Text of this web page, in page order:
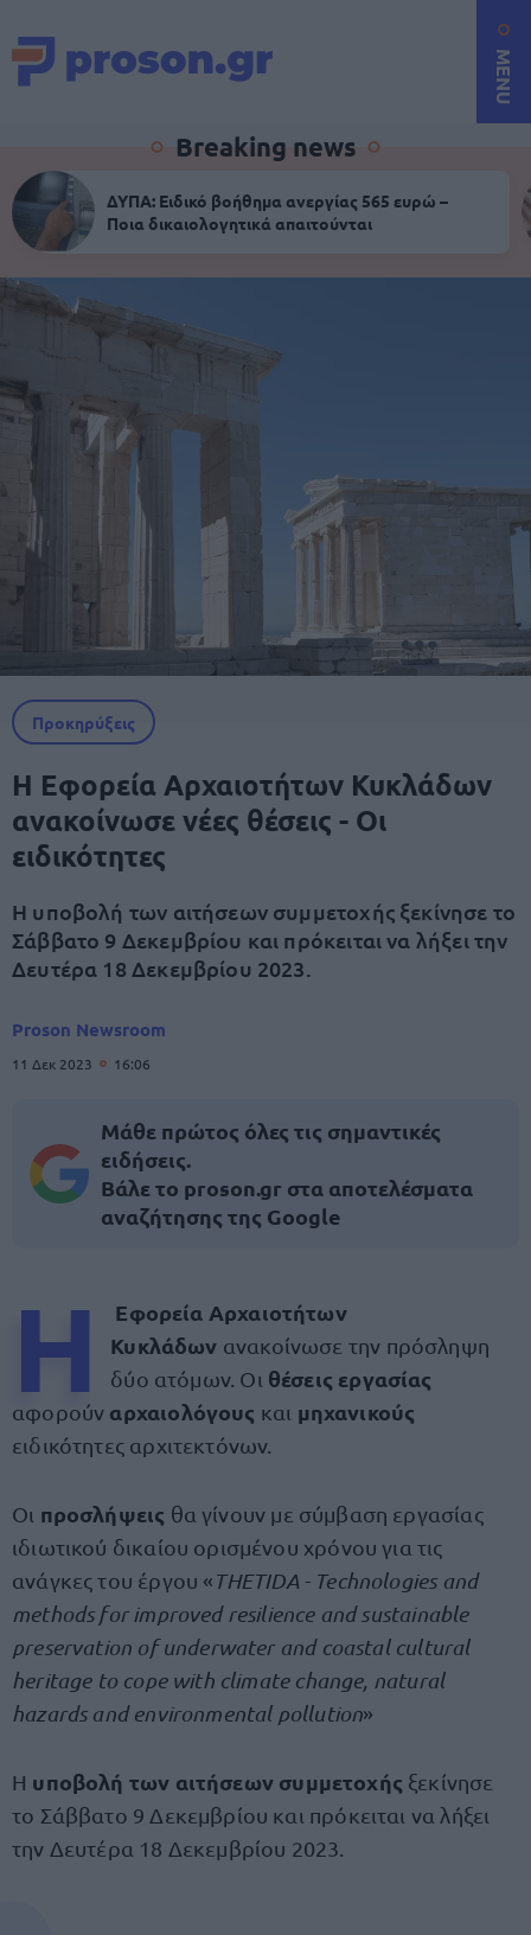
MENU
Breaking news
ΔΥΠΑ: Ειδικό βοήθημα ανεργίας 565 ευρώ –
Ποια δικαιολογητικά απαιτούνται
Προκηρύξεις
Η Εφορεία Αρχαιοτήτων Κυκλάδων
ανακοίνωσε νέες θέσεις - Οι
ειδικότητες
Η υποβολή των αιτήσεων συμμετοχής ξεκίνησε το
Σάββατο 9 Δεκεμβρίου και πρόκειται να λήξει την
Δευτέρα 18 Δεκεμβρίου 2023.
Proson Newsroom
11 Δεκ 2023 16:06
Μάθε πρώτος όλες τις σημαντικές
ειδήσεις.
Βάλε το proson.gr στα αποτελέσματα
αναζήτησης της Google
Η
Εφορεία Αρχαιοτήτων
Κυκλάδων ανακοίνωσε την πρόσληψη
δύο ατόμων. Οι θέσεις εργασίας
αφορούν αρχαιολόγους και μηχανικούς
ειδικότητες αρχιτεκτόνων.
Οι προσλήψεις θα γίνουν με σύμβαση εργασίας
ιδιωτικού δικαίου ορισμένου χρόνου για τις
ανάγκες του έργου «THETIDA - Technologies and
methods for improved resilience and sustainable
preservation of underwater and coastal cultural
heritage to cope with climate change, natural
hazards and environmental pollution»
Η υποβολή των αιτήσεων συμμετοχής ξεκίνησε
το Σάββατο 9 Δεκεμβρίου και πρόκειται να λήξει
την Δευτέρα 18 Δεκεμβρίου 2023.